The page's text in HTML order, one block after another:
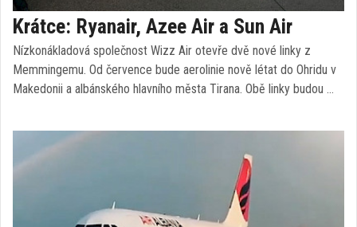
Krátce: Ryanair, Azee Air a Sun Air
Nízkonákladová společnost Wizz Air otevře dvě nové linky z
Memmingemu. Od července bude aerolinie nově létat do Ohridu v
Makedonii a albánského hlavního města Tirana. Obě linky budou …